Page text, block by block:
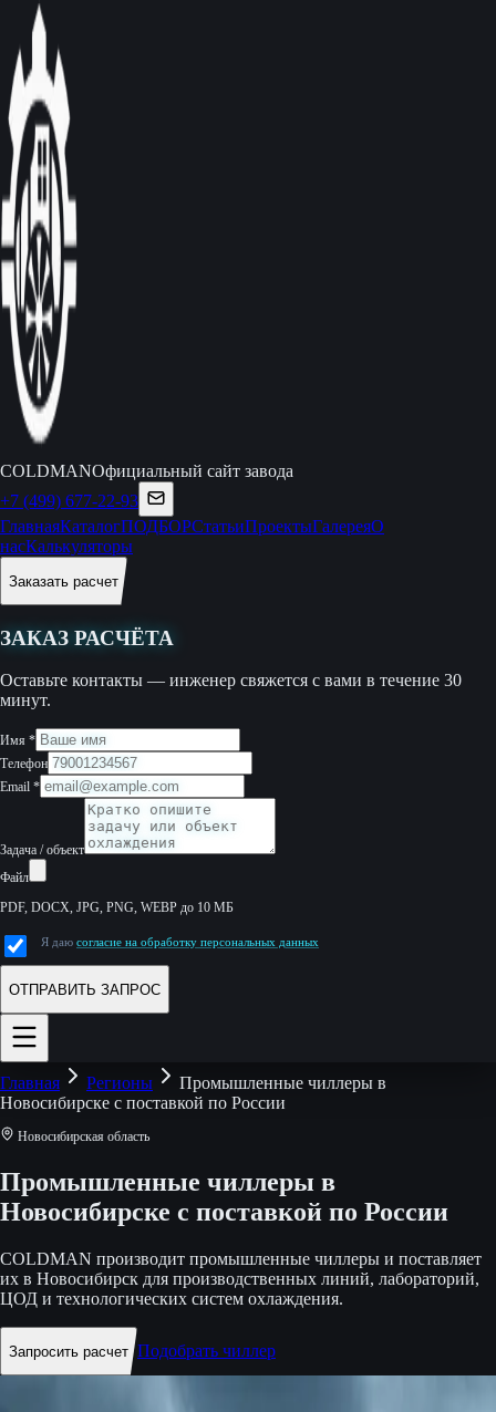
COLDMANОфициальный сайт завода
+7 (499) 677-22-93
ГлавнаяКаталогПОДБОРСтатьиПроектыГалереяО
насКалькуляторы
Заказать расчет
ЗАКАЗ РАСЧЁТА
Оставьте контакты — инженер свяжется с вами в течение 30
минут.
Имя *
Телефон
Email *
Задача / объект
Файл
PDF, DOCX, JPG, PNG, WEBP до 10 МБ
Я даю согласие на обработку персональных данных
ОТПРАВИТЬ ЗАПРОС
Главная Регионы
Промышленные чиллеры в
Новосибирске с поставкой по России
Новосибирская область
Промышленные чиллеры в
Новосибирске с поставкой по России
COLDMAN производит промышленные чиллеры и поставляет
их в Новосибирск для производственных линий, лабораторий,
ЦОД и технологических систем охлаждения.
Запросить расчет Подобрать чиллер